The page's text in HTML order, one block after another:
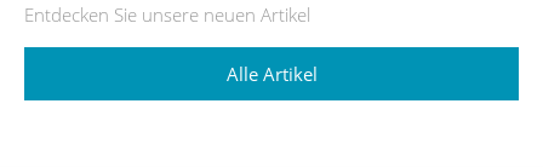
Entdecken Sie unsere neuen Artikel
Alle Artikel